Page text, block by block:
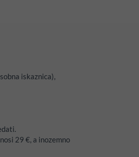
iskaznica),
29 €, a inozemno